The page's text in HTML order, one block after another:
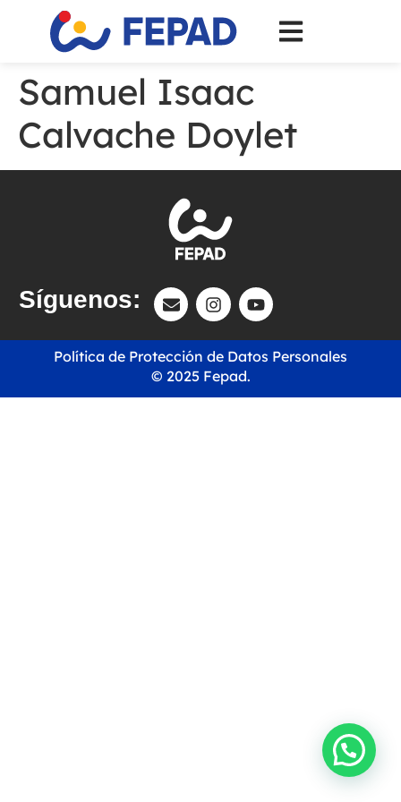
Samuel Isaac
Calvache Doylet
Síguenos:
© 2025 Fepad.
Política de Protección de Datos Personales